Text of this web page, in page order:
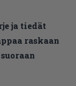
ja tiedät
raskaan